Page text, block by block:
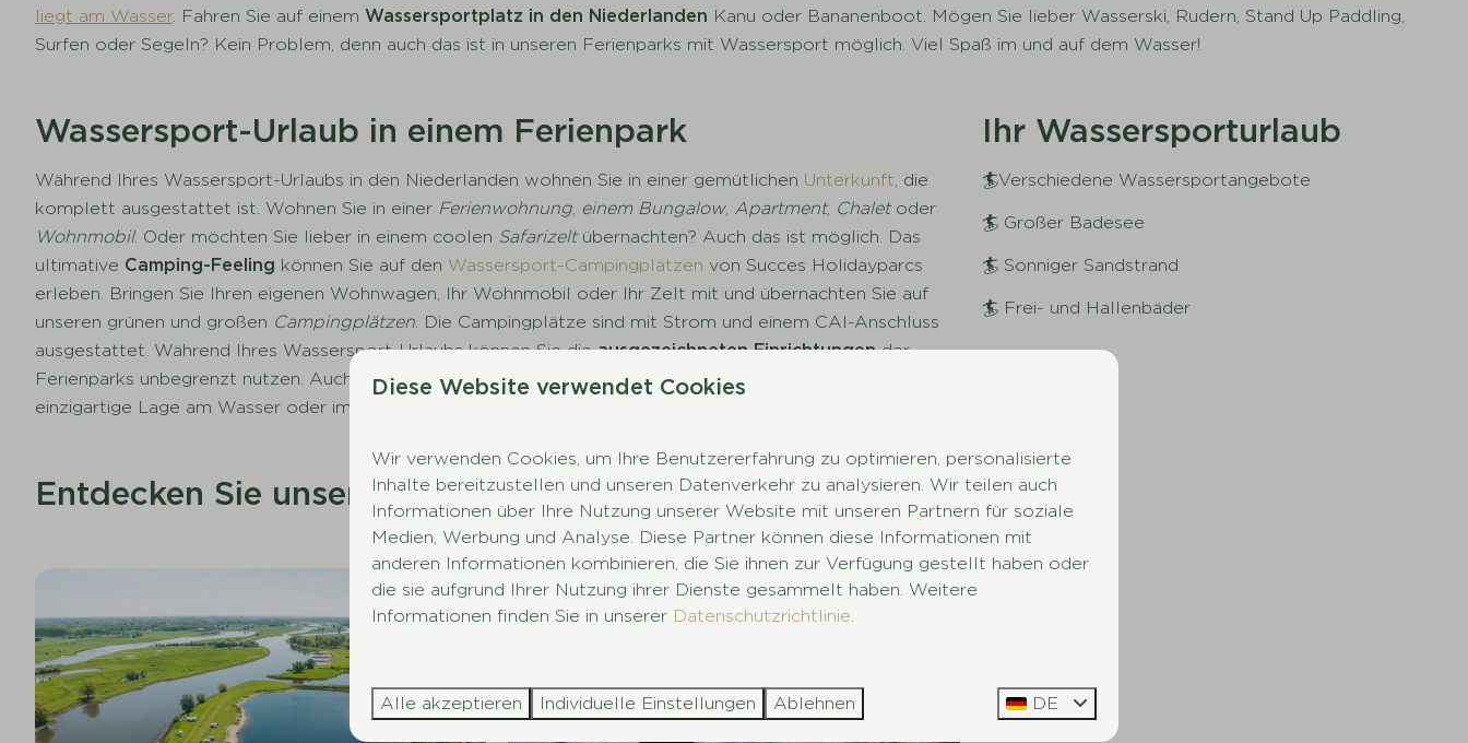
liegt am Wasser. Fahren Sie auf einemWassersportplatz in den Niederlanden Kanu oder Bananenboot. Mögen Sie lieber Wasserski, Rudern, Stand Up Paddling,
Surfen oder Segeln? Kein Problem, denn auch das ist in unseren Ferienparks mit Wassersport möglich. Viel Spaß im und auf dem Wasser!
Wassersport-Urlaub in einem Ferienpark
Während Ihres Wassersport-Urlaubs in den Niederlanden wohnen Sie in einer gemütlichen Unterkunft , die
komplett ausgestattet ist. Wohnen Sie in einer Ferienwohnung einem Bungalow, Apartment, Chalet oder
Wohnmobil. Oder möchten Sie lieber in einem coolen Safarizeltübernachten? Auch das ist möglich. Das
ultimative Camping-Feeling können Sie auf den Wassersport-Campingplätzen von Succes Holidayparcs
erleben. Bringen Sie Ihren eigenen Wohnwagen, Ihr Wohnmobil oder Ihr Zelt mit und übernachten Sie auf
unseren grünen und großen Campingplätzen . Die Campingplätze sind mit Strom und einem CAI-Anschluss
ausgestattet. Während Ihres Wassersport-Urlaubs können Sie dieausgezeichneten Einrichtungender
Ferienparks unbegrenzt nutzen. Auch in der Umgebung gibt es immer viel zu tun. Die Ferienparks haben eine
einzigartige Lage am Wasser oder im Wald.
Ihr Wassersporturlaub
🏄Verschiedene Wassersportangebote
🏄 Großer Badesee
🏄 Sonniger Sandstrand
🏄 Frei- und Hallenbäder
Entdecken Sie unsere Ferienparks mit Wassersport 👇
Diese Website verwendet Cookies
Wir verwenden Cookies, um Ihre Benutzererfahrung zu optimieren, personalisierte
Inhalte bereitzustellen und unseren Datenverkehr zu analysieren. Wir teilen auch
Informationen über Ihre Nutzung unserer Website mit unseren Partnern für soziale
Medien, Werbung und Analyse. Diese Partner können diese Informationen mit
anderen Informationen kombinieren, die Sie ihnen zur Verfügung gestellt haben oder
die sie aufgrund Ihrer Nutzung ihrer Dienste gesammelt haben. Weitere
Informationen finden Sie in unserer Datenschutzrichtlinie
Alle akzeptieren Individuelle Einstellungen Ablehnen DE